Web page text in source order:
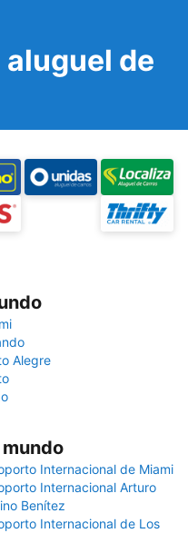
de
Alegre
Internacional de Miami
Internacional Arturo
Benítez
Internacional de Los